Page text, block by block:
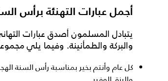
أجمل عبارات التهنئة برأس
يتبادل المسلمون أصدق عبارات
والبركة والطمأنينة. وفيما يلي
كل عام وأنتم بخير بمناسبة رأس السنة